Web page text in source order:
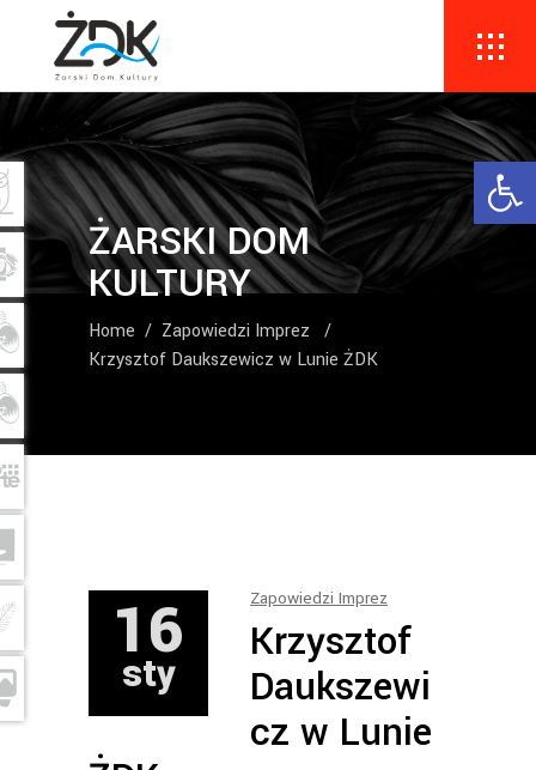
ŻARSKI DOM
KULTURY
Home / Zapowiedzi Imprez
/
Krzysztof Daukszewicz w Lunie ŻDK
16
sty
Zapowiedzi Imprez
Krzysztof
Daukszewi
cz w Lunie